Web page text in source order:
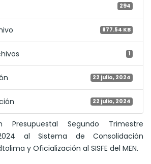
294
877.54 KB
1
22 julio, 2024
22 julio, 2024
Presupuestal Segundo Trimestre
al Sistema de Consolidación
y Oficialización al SISFE del MEN.